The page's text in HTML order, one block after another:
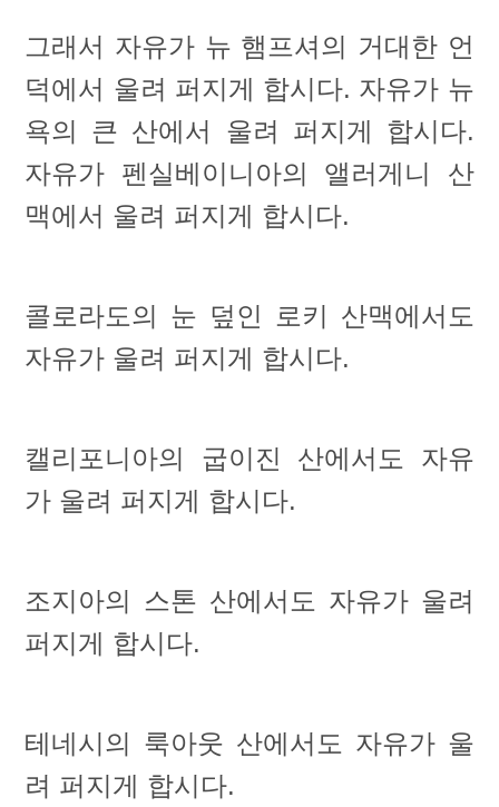
그래서 자유가 뉴 햄프셔의 거대한 언
덕에서 울려 퍼지게 합시다. 자유가 뉴
욕의 큰 산에서 울려 퍼지게 합시다.
자유가 펜실베이니아의 앨러게니 산
맥에서 울려 퍼지게 합시다.
콜로라도의 눈 덮인 로키 산맥에서도
자유가 울려 퍼지게 합시다.
캘리포니아의 굽이진 산에서도 자유
가 울려 퍼지게 합시다.
조지아의 스톤 산에서도 자유가 울려
퍼지게 합시다.
테네시의 룩아웃 산에서도 자유가 울
려 퍼지게 합시다.